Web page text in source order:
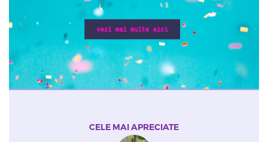
CELE MAI APRECIATE